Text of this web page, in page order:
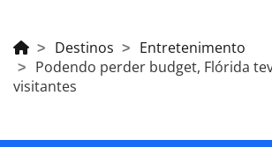
Destinos
Entretenimento
Podendo perder budget, Flórida
visitantes